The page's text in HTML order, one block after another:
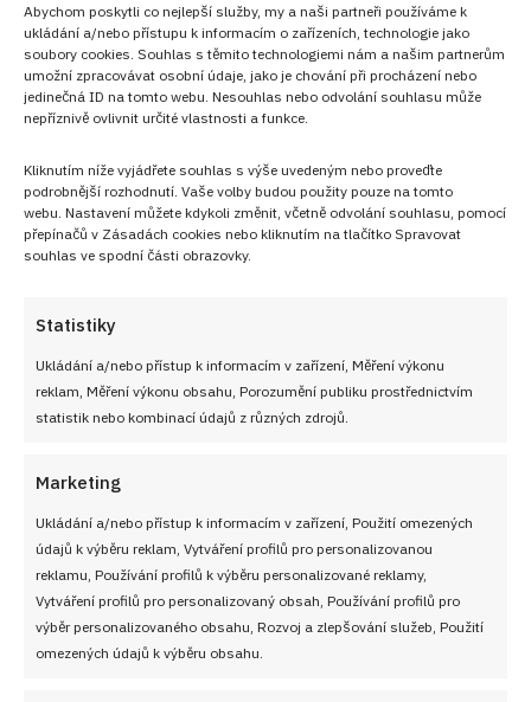
Abychom poskytli co nejlepší služby, my a naši partneři používáme k
ukládání a/nebo přístupu k informacím o zařízeních, technologie jako
soubory cookies. Souhlas s těmito technologiemi nám a našim partnerům
umožní zpracovávat osobní údaje, jako je chování při procházení nebo
jedinečná ID na tomto webu. Nesouhlas nebo odvolání souhlasu může
nepříznivě ovlivnit určité vlastnosti a funkce.
Kliknutím níže vyjádřete souhlas s výše uvedeným nebo proveďte
podrobnější rozhodnutí. Vaše volby budou použity pouze na tomto
webu. Nastavení můžete kdykoli změnit, včetně odvolání souhlasu, pomocí
přepínačů v Zásadách cookies nebo kliknutím na tlačítko Spravovat
souhlas ve spodní části obrazovky.
Statistiky
Ukládání a/nebo přístup k informacím v zařízení, Měření výkonu
reklam, Měření výkonu obsahu, Porozumění publiku prostřednictvím
statistik nebo kombinací údajů z různých zdrojů.
Marketing
Ukládání a/nebo přístup k informacím v zařízení, Použití omezených
údajů k výběru reklam, Vytváření profilů pro personalizovanou
reklamu, Používání profilů k výběru personalizované reklamy,
Vytváření profilů pro personalizovaný obsah, Používání profilů pro
výběr personalizovaného obsahu, Rozvoj a zlepšování služeb, Použití
omezených údajů k výběru obsahu.